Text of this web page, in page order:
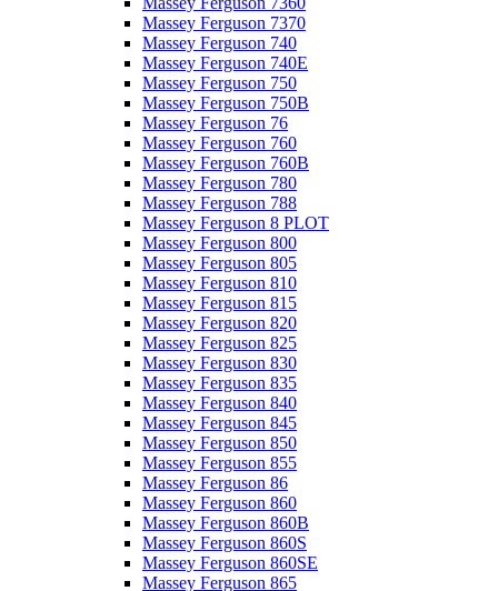
Massey Ferguson 7370
Massey Ferguson 740
Massey Ferguson 740E
Massey Ferguson 750
Massey Ferguson 750B
Massey Ferguson 76
Massey Ferguson 760
Massey Ferguson 760B
Massey Ferguson 780
Massey Ferguson 788
Massey Ferguson 8 PLOT
Massey Ferguson 800
Massey Ferguson 805
Massey Ferguson 810
Massey Ferguson 815
Massey Ferguson 820
Massey Ferguson 825
Massey Ferguson 830
Massey Ferguson 835
Massey Ferguson 840
Massey Ferguson 845
Massey Ferguson 850
Massey Ferguson 855
Massey Ferguson 86
Massey Ferguson 860
Massey Ferguson 860B
Massey Ferguson 860S
Massey Ferguson 860SE
Massey Ferguson 865